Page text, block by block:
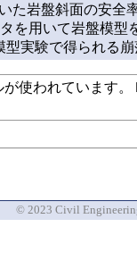
岩盤斜面の安全
用いて岩盤模型
実験で得られる
使われています。
© 2023 Civil